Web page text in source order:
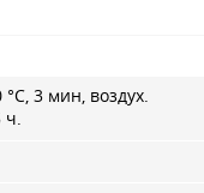
3 мин, воздух.